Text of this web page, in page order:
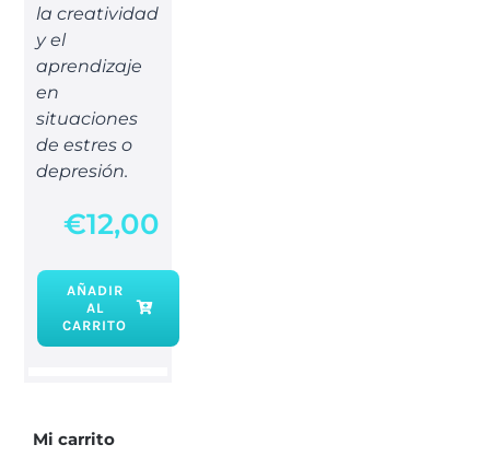
la creatividad
y el
aprendizaje
en
situaciones
de estres o
depresión.
€12,00
Esotérica
AÑADIR
AL
CARRITO
Mi carrito